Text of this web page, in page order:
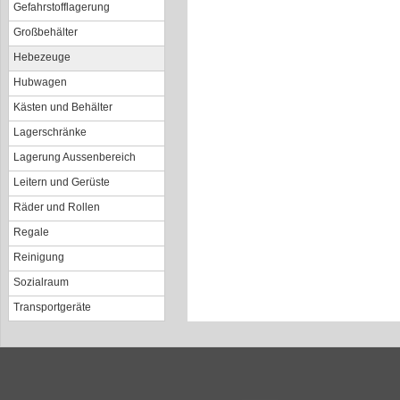
Gefahrstofflagerung
Großbehälter
Hebezeuge
Hubwagen
Kästen und Behälter
Lagerschränke
Lagerung Aussenbereich
Leitern und Gerüste
Räder und Rollen
Regale
Reinigung
Sozialraum
Transportgeräte